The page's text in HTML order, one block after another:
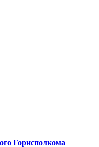
Горисполкома